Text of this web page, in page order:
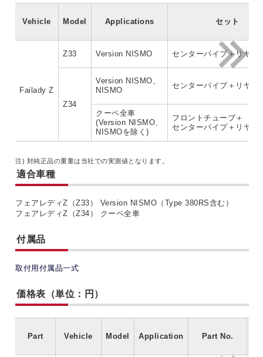
Vehicle Model Applications セット
Failady Z
Z33 Version NISMO センターパイプ＋リヤマ
Z34
Version NISMO、
NISMO
センターパイプ＋リヤマ
クーペ全車
(Version NISMO、
NISMOを除く)
フロントチューブ＋
センターパイプ＋リヤマ
注) 対純正品の重量は当社での実測値となります。
適合車種
フェアレディZ（Z33） Version NISMO（Type 380RS含む）
フェアレディZ（Z34） クーペ全車
付属品
取付用付属品一式
価格表（単位：円）
Part Vehicle Model Application Part No.